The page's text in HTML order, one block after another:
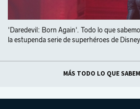
'Daredevil: Born Again'. Todo lo que
la estupenda serie de superhéroes de
MÁS TODO LO QUE